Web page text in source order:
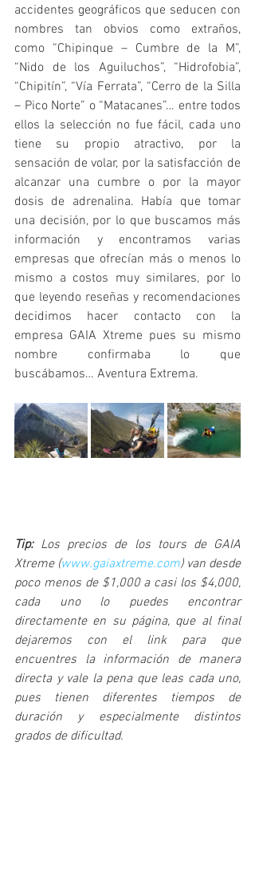
accidentes geográficos que seducen con
nombres tan obvios como extraños,
como “Chipinque – Cumbre de la M”,
“Nido de los Aguiluchos”, “Hidrofobia”,
“Chipitín”, “Vía Ferrata”, “Cerro de la Silla
– Pico Norte” o “Matacanes”… entre todos
ellos la selección no fue fácil, cada uno
tiene su propio atractivo, por la
sensación de volar, por la satisfacción de
alcanzar una cumbre o por la mayor
dosis de adrenalina. Había que tomar
una decisión, por lo que buscamos más
información y encontramos varias
empresas que ofrecían más o menos lo
mismo a costos muy similares, por lo
que leyendo reseñas y recomendaciones
decidimos hacer contacto con la
empresa GAIA Xtreme pues su mismo
nombre confirmaba lo que
buscábamos… Aventura Extrema.
Tip: Los precios de los tours de GAIA
Xtreme (www.gaiaxtreme.com) van desde
poco menos de $1,000 a casi los $4,000,
cada uno lo puedes encontrar
directamente en su página, que al final
dejaremos con el link para que
encuentres la información de manera
directa y vale la pena que leas cada uno,
pues tienen diferentes tiempos de
duración y especialmente distintos
grados de dificultad.